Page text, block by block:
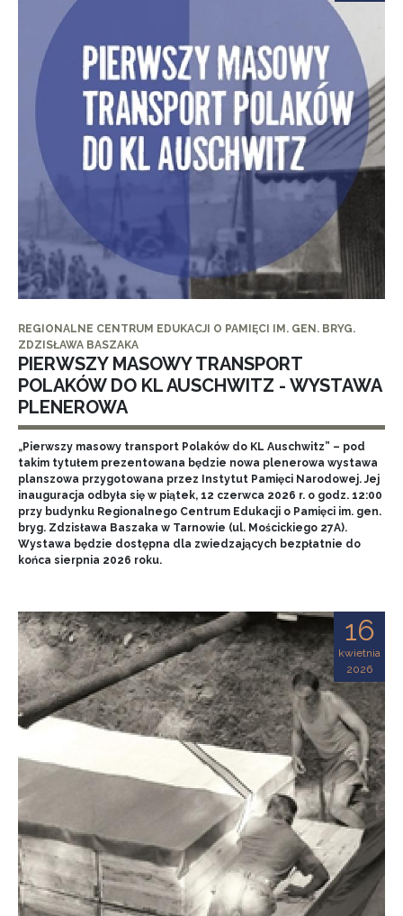
REGIONALNE CENTRUM EDUKACJI O PAMIĘCI IM. GEN. BRYG.
ZDZISŁAWA BASZAKA
PIERWSZY MASOWY TRANSPORT
POLAKÓW DO KL AUSCHWITZ - WYSTAWA
PLENEROWA
„Pierwszy masowy transport Polaków do KL Auschwitz” – pod
takim tytułem prezentowana będzie nowa plenerowa wystawa
planszowa przygotowana przez Instytut Pamięci Narodowej. Jej
inauguracja odbyła się w piątek, 12 czerwca 2026 r. o godz. 12:00
przy budynku Regionalnego Centrum Edukacji o Pamięci im. gen.
bryg. Zdzisława Baszaka w Tarnowie (ul. Mościckiego 27A).
Wystawa będzie dostępna dla zwiedzających bezpłatnie do
końca sierpnia 2026 roku.
16
kwietnia
2026